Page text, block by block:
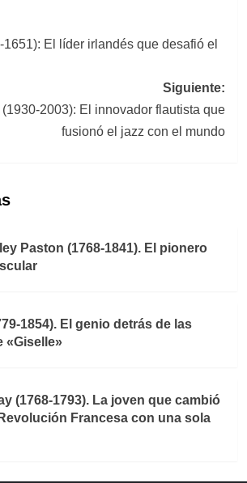
1651): El líder irlandés que desafió el
Siguiente:
2003): El innovador flautista que
fusionó el jazz con el mundo
Paston (1768-1841). El pionero
1854). El genio detrás de las
«Giselle»
(1768-1793). La joven que cambió
Francesa con una sola